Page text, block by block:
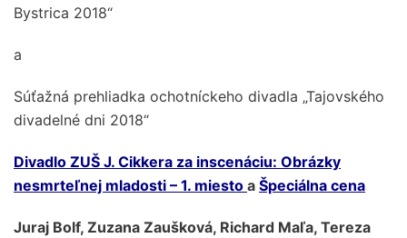
Bystrica 2018“
a
Súťažná prehliadka ochotníckeho divadla „Tajovského
divadelné dni 2018“
Divadlo ZUŠ J. Cikkera za inscenáciu: Obrázky
nesmrteľnej mladosti – 1. miesto a Špeciálna cena
Juraj Bolf, Zuzana Zaušková, Richard Maľa, Tereza